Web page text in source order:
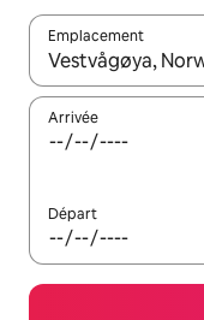
Emplacement
Quand les résultats
Arrivée
Départ